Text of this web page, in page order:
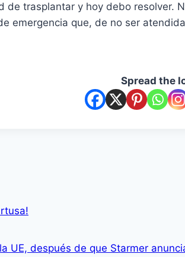
de trasplantar y hoy debo resolver.
emergencia que, de no ser
Spread the
UE, después de que Starmer